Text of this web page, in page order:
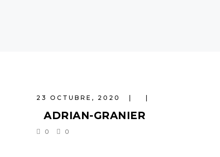
23 OCTUBRE, 2020
ADRIAN-GRANIER
0 0